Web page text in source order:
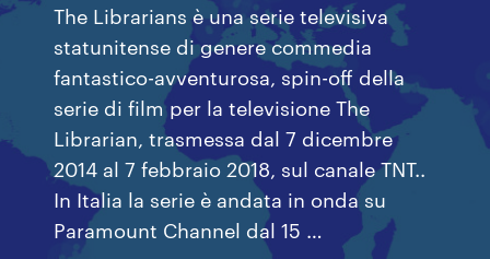
The Librarians è una serie televisiva
statunitense di genere commedia
fantastico-avventurosa, spin-off della
serie di film per la televisione The
Librarian, trasmessa dal 7 dicembre
2014 al 7 febbraio 2018, sul canale TNT..
In Italia la serie è andata in onda su
Paramount Channel dal 15 …